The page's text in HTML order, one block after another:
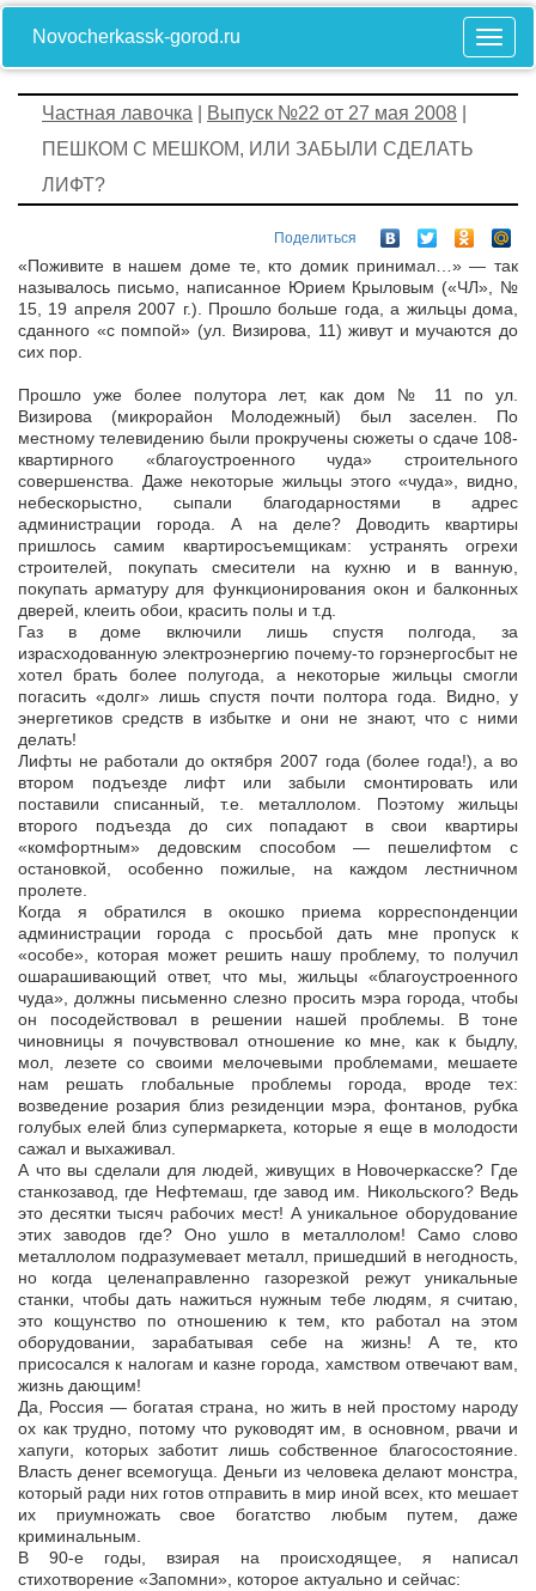
Novocherkassk-gorod.ru
Частная лавочка Выпуск №22 от 27 мая 2008
ПЕШКОМ С МЕШКОМ, ИЛИ ЗАБЫЛИ СДЕЛАТЬ
ЛИФТ?
Поделиться
«Поживите в нашем доме те, кто домик принимал…» — так
называлось письмо, написанное Юрием Крыловым («ЧЛ», №
15, 19 апреля 2007 г.). Прошло больше года, а жильцы дома,
сданного «с помпой» (ул. Визирова, 11) живут и мучаются до
сих пор.
Прошло уже более полутора лет, как дом № 11 по ул.
Визирова (микрорайон Молодежный) был заселен. По
местному телевидению были прокручены сюжеты о сдаче 108-
квартирного «благоустроенного чуда» строительного
совершенства. Даже некоторые жильцы этого «чуда», видно,
небескорыстно, сыпали благодарностями в адрес
администрации города. А на деле? Доводить квартиры
пришлось самим квартиросъемщикам: устранять огрехи
строителей, покупать смесители на кухню и в ванную,
покупать арматуру для функционирования окон и балконных
дверей, клеить обои, красить полы и т.д.
Газ в доме включили лишь спустя полгода, за
израсходованную электроэнергию почему-то горэнергосбыт не
хотел брать более полугода, а некоторые жильцы смогли
погасить «долг» лишь спустя почти полтора года. Видно, у
энергетиков средств в избытке и они не знают, что с ними
делать!
Лифты не работали до октября 2007 года (более года!), а во
втором подъезде лифт или забыли смонтировать или
поставили списанный, т.е. металлолом. Поэтому жильцы
второго подъезда до сих попадают в свои квартиры
«комфортным» дедовским способом — пешелифтом с
остановкой, особенно пожилые, на каждом лестничном
пролете.
Когда я обратился в окошко приема корреспонденции
администрации города с просьбой дать мне пропуск к
«особе», которая может решить нашу проблему, то получил
ошарашивающий ответ, что мы, жильцы «благоустроенного
чуда», должны письменно слезно просить мэра города, чтобы
он посодействовал в решении нашей проблемы. В тоне
чиновницы я почувствовал отношение ко мне, как к быдлу,
мол, лезете со своими мелочевыми проблемами, мешаете
нам решать глобальные проблемы города, вроде тех:
возведение розария близ резиденции мэра, фонтанов, рубка
голубых елей близ супермаркета, которые я еще в молодости
сажал и выхаживал.
А что вы сделали для людей, живущих в Новочеркасске? Где
станкозавод, где Нефтемаш, где завод им. Никольского? Ведь
это десятки тысяч рабочих мест! А уникальное оборудование
этих заводов где? Оно ушло в металлолом! Само слово
металлолом подразумевает металл, пришедший в негодность,
но когда целенаправленно газорезкой режут уникальные
станки, чтобы дать нажиться нужным тебе людям, я считаю,
это кощунство по отношению к тем, кто работал на этом
оборудовании, зарабатывая себе на жизнь! А те, кто
присосался к налогам и казне города, хамством отвечают вам,
жизнь дающим!
Да, Россия — богатая страна, но жить в ней простому народу
ох как трудно, потому что руководят им, в основном, рвачи и
хапуги, которых заботит лишь собственное благосостояние.
Власть денег всемогуща. Деньги из человека делают монстра,
который ради них готов отправить в мир иной всех, кто мешает
их приумножать свое богатство любым путем, даже
криминальным.
В 90-е годы, взирая на происходящее, я написал
стихотворение «Запомни», которое актуально и сейчас: